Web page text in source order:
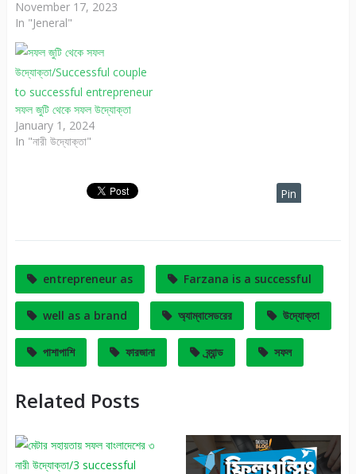
November 17, 2023
In "Jeneral"
সফল জুটি থেকে সফল উদ্যোক্তা
January 1, 2024
In "নারী উদ্যোক্তা"
Pin
entrepreneur as Farzana is a successful
well as a brand অ্যাম্বাসেডরের উদ্যোক্তা
পাশাপাশি ফারজানা ব্র্যান্ড সফল
Related Posts